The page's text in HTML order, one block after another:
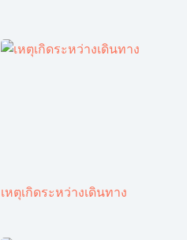
เหตุเกิดระหว่างเดินทาง